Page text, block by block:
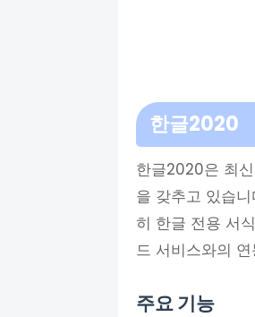
한글2020
한글2020은 최
을 갖추고 있습
히 한글 전용 서
드 서비스와의
주요 기능